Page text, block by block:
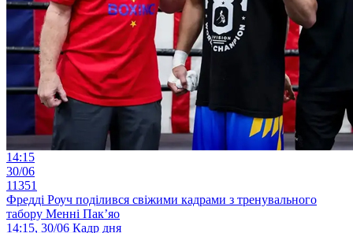
14:15
30/06
11351
Фредді Роуч поділився свіжими кадрами з тренувального
табору Менні Пак’яо
14:15, 30/06 Кадр дня